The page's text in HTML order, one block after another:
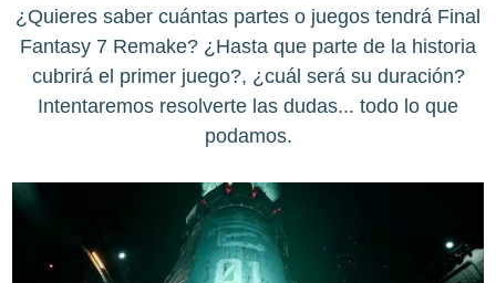
¿Quieres saber cuántas partes o juegos tendrá Final
Fantasy 7 Remake? ¿Hasta que parte de la historia
cubrirá el primer juego?, ¿cuál será su duración?
Intentaremos resolverte las dudas... todo lo que
podamos.